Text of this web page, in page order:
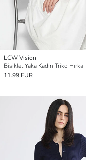
LCW Vision
Bisiklet Yaka Kadın Triko Hırka
11.99 EUR